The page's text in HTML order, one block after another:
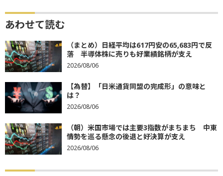
あわせて読む
（まとめ）日経平均は617円安の65,683円で反
落 半導体株に売りも好業績銘柄が支え
2026/08/06
【為替】「日米通貨同盟の完成形」の意味と
は？
2026/08/06
（朝）米国市場では主要3指数がまちまち 中東
情勢を巡る懸念の後退と好決算が支え
2026/08/06